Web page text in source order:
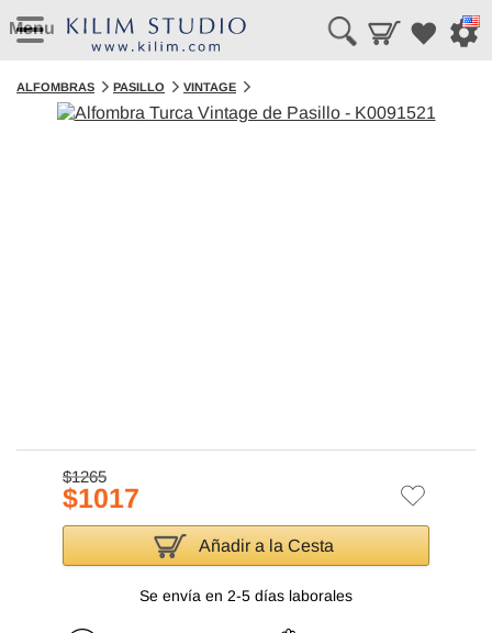
Menu
ALFOMBRAS PASILLO VINTAGE
$1265
$1017
Añadir a la Cesta
Se envía en 2-5 días laborales